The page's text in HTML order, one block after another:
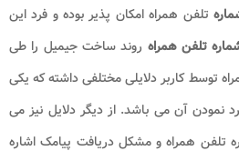
تلفن همراه امکان پذیر بوده و فرد این
تلفن همراه روند ساخت جیمیل را طی
توسط کاربر دلایلی مختلفی داشته که یکی
نمودن آن می باشد. از دیگر دلایل نیز می
تلفن همراه و مشکل دریافت پیامک اشاره